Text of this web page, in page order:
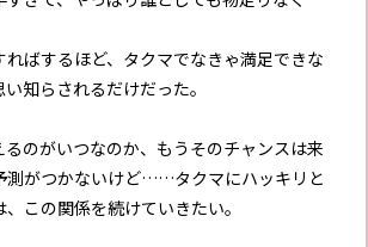
ばするほど、タクマでなきゃ満足できな
知らされるだけだった。
のがいつなのか、もうそのチャンスは来
測がつかないけど……タクマにハッキリと
この関係を続けていきたい。